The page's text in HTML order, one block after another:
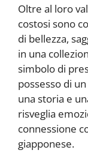
Oltre al loro
costosi sono
di bellezza,
in una
simbolo di
possesso di
una storia e
risveglia
connessione
giapponese.